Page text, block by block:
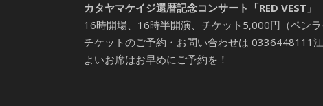
カタヤマケイジ還暦記念コンサート「RED VEST」
16時開場、16時半開演、チケット5,000円（ペンラ
チケットのご予約・お問い合わせは 0336448111江
よいお席はお早めにご予約を！